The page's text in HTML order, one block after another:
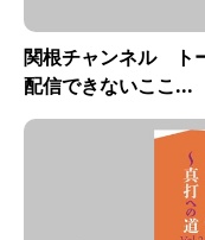
関根チャンネル ト
配信できないここ...